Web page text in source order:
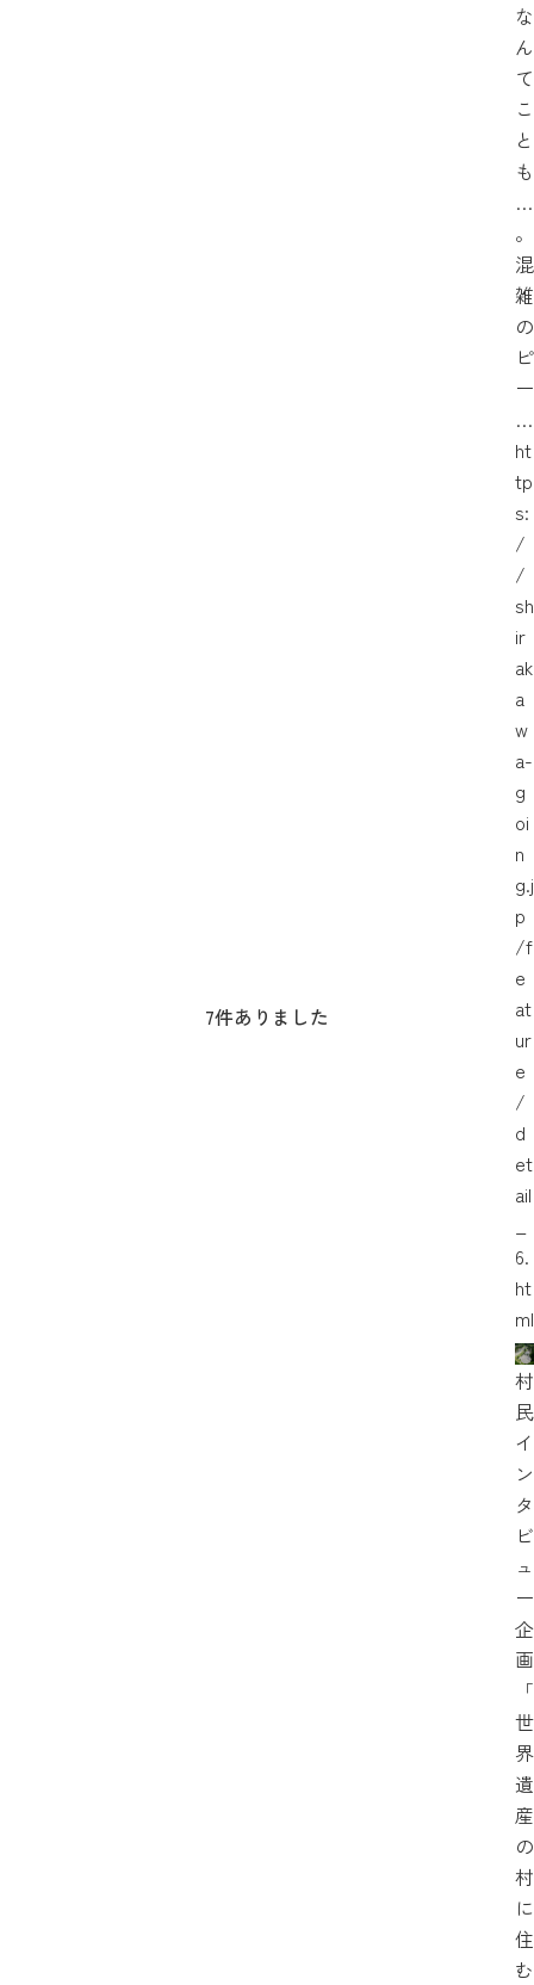
7件ありました
な
ん
て
こ
と
も
…
。
混
雑
の
ピ
ー
…
ht
tp
s:
/
/
sh
ir
ak
a
w
a-
g
oi
n
g.j
p
/f
e
at
ur
e
/
d
et
ail
6.
ht
ml
村
民
イ
ン
タ
ビ
ュ
ー
企
画
「
世
界
遺
産
の
村
に
住
む